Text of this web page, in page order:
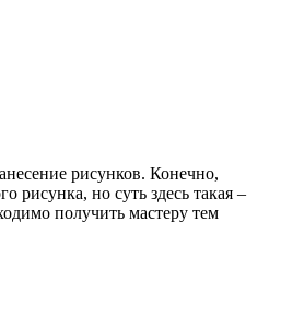
рисунков. Конечно,
рисунка, но суть здесь такая –
получить мастеру тем